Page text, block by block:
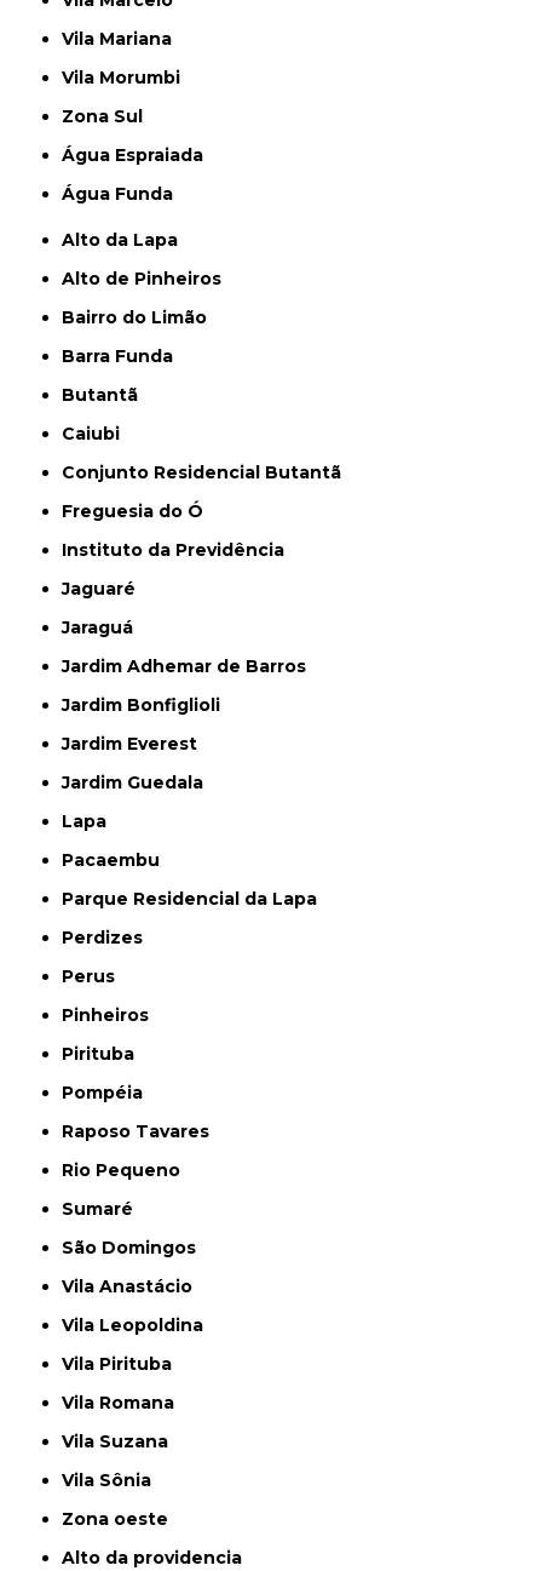
Vila Mariana
Vila Morumbi
Zona Sul
Água Espraiada
Água Funda
Alto da Lapa
Alto de Pinheiros
Bairro do Limão
Barra Funda
Butantã
Caiubi
Conjunto Residencial Butantã
Freguesia do Ó
Instituto da Previdência
Jaguaré
Jaraguá
Jardim Adhemar de Barros
Jardim Bonfiglioli
Jardim Everest
Jardim Guedala
Lapa
Pacaembu
Parque Residencial da Lapa
Perdizes
Perus
Pinheiros
Pirituba
Pompéia
Raposo Tavares
Rio Pequeno
Sumaré
São Domingos
Vila Anastácio
Vila Leopoldina
Vila Pirituba
Vila Romana
Vila Suzana
Vila Sônia
Zona oeste
alto da providencia